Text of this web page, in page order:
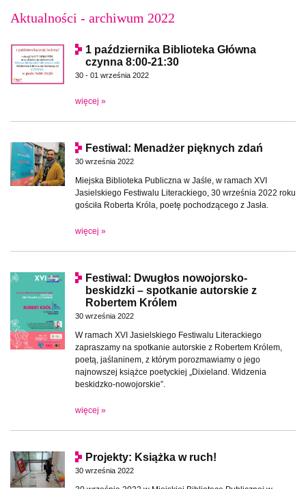
Aktualności - archiwum 2022
1 października Biblioteka Główna
czynna 8:00-21:30
30 - 01 września 2022
więcej »
Festiwal: Menadżer pięknych zdań
30 września 2022
Miejska Biblioteka Publiczna w Jaśle, w ramach XVI
Jasielskiego Festiwalu Literackiego, 30 września 2022 roku
gościła Roberta Króla, poetę pochodzącego z Jasła.
więcej »
Festiwal: Dwugłos nowojorsko-
beskidzki – spotkanie autorskie z
Robertem Królem
30 września 2022
W ramach XVI Jasielskiego Festiwalu Literackiego
zapraszamy na spotkanie autorskie z Robertem Królem,
poetą, jaślaninem, z którym porozmawiamy o jego
najnowszej książce poetyckiej „Dixieland. Widzenia
beskidzko-nowojorskie”.
więcej »
Projekty: Książka w ruch!
30 września 2022